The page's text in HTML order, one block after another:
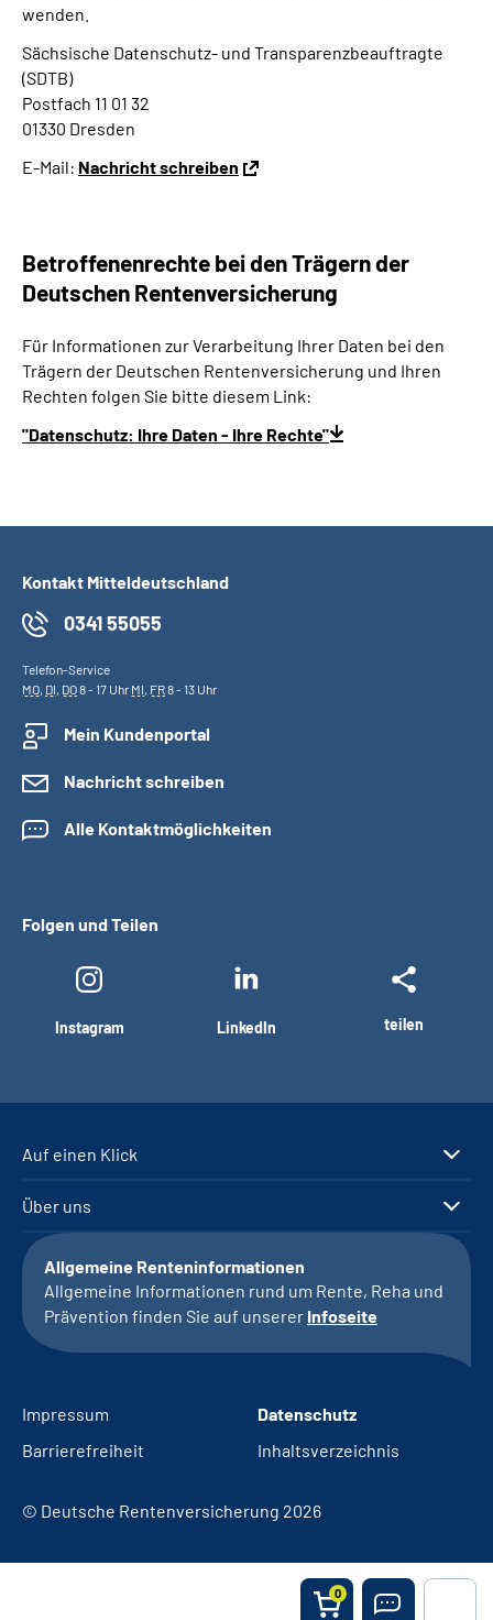
wenden.
Sächsische Datenschutz- und Transparenzbeauftragte
(SDTB)
Postfach 11 01 32
01330 Dresden
E-Mail: Nachricht schreiben
Betroffenenrechte bei den Trägern der
Deutschen Rentenversicherung
Für Informationen zur Verarbeitung Ihrer Daten bei den
Trägern der Deutschen Rentenversicherung und Ihren
Rechten folgen Sie bitte diesem Link:
"Datenschutz: Ihre Daten - Ihre Rechte"
0
Kontakt Mitteldeutschland
0341 55055
Telefon-Service
MO, DI, DO8 - 17 Uhr MI, FR8 - 13 Uhr
Mein Kundenportal
Nachricht schreiben
Alle Kontaktmöglichkeiten
Folgen und Teilen
Instagram LinkedIn teilen
Auf einen Klick
Über uns
Allgemeine Renteninformationen
Allgemeine Informationen rund um Rente, Reha und
Prävention finden Sie auf unserer Infoseite
Impressum
Datenschutz
Barrierefreiheit
Inhaltsverzeichnis
© Deutsche Rentenversicherung 2026